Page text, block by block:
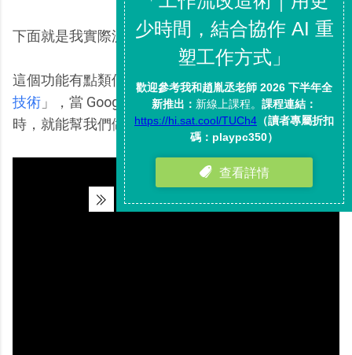
下面就是我實際測試的影片，大家可以先了解效果。
這個功能有點類似「Google 相簿中的照片自動辨識
技術 」，當 Google 讀得懂照片與影片中的實際內容
時，就能幫我們做更多自動化的剪輯處理。